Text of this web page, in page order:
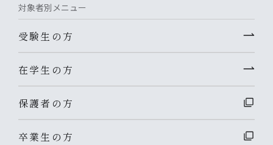
対象者別メニュー
受験生の方
在学生の方
保護者の方
卒業生の方